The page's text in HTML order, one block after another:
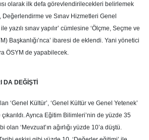
olarak ilk defa görevlendirilecekleri belirlemek
Değerlendirme ve Sınav Hizmetleri Genel
yazılı sınav yapılır’ cümlesine ‘Ölçme, Seçme ve
Başkanlığı’nca’ ibaresi de eklendi. Yani yönetici
ÖSYM de yapabilecek.
DA DEĞİŞTİ
‘Genel Kültür’, ‘Genel Kültür ve Genel Yetenek’
çıkarıldı. Ayrıca Eğitim Bilimleri’nin de yüzde 35
‘Mevzuat’ın ağırlığı yüzde 10’a düştü.